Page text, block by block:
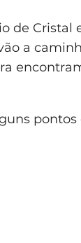
de Cristal
a